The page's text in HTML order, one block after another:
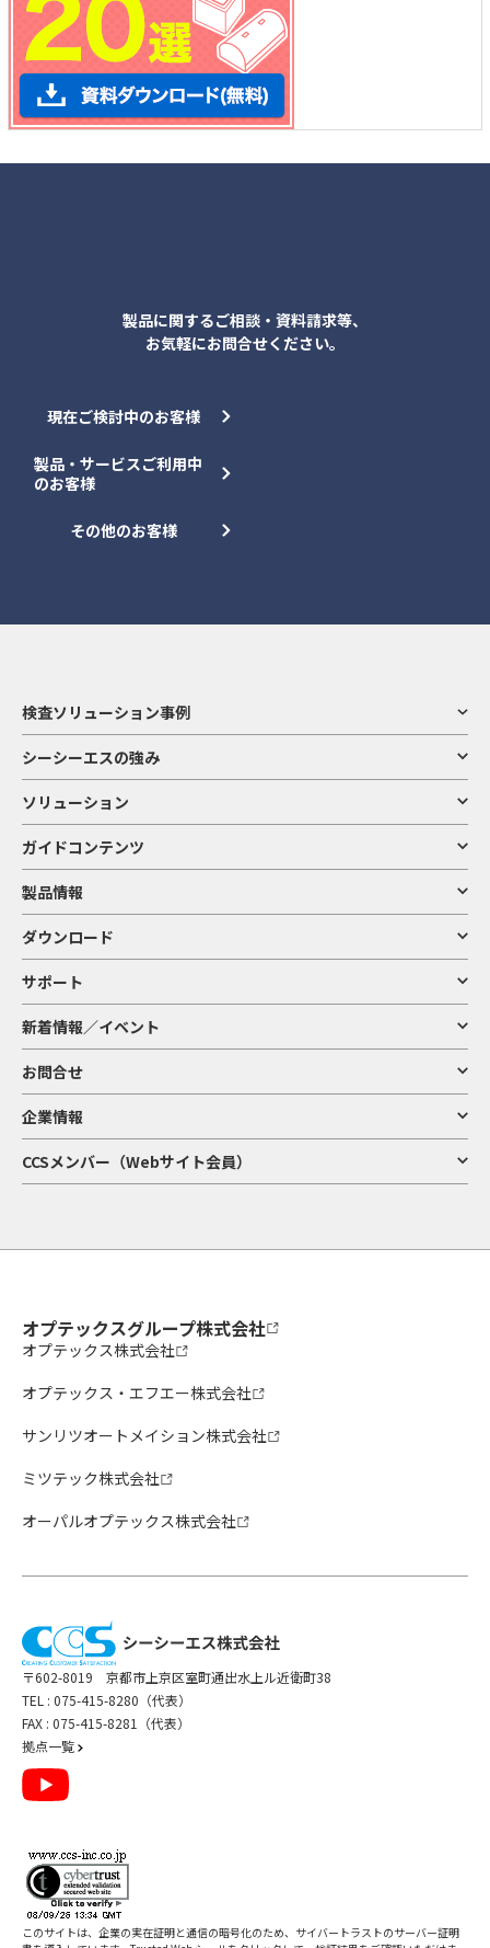
製品に関するご相談・資料請求等、
お気軽にお問合せください。
現在ご検討中のお客様
製品・サービスご利用中
のお客様
その他のお客様
検査ソリューション事例
シーシーエスの強み
ソリューション
ガイドコンテンツ
製品情報
ダウンロード
サポート
新着情報／イベント
お問合せ
企業情報
CCSメンバー（Webサイト会員）
オプテックスグループ株式会社
オプテックス株式会社
オプテックス・エフエー株式会社
サンリツオートメイション株式会社
ミツテック株式会社
オーパルオプテックス株式会社
〒602-8019 京都市上京区室町通出水上ル近衛町38
TEL : 075-415-8280（代表）
FAX : 075-415-8281（代表）
拠点一覧
このサイトは、企業の実在証明と通信の暗号化のため、サイバートラストのサーバー証明